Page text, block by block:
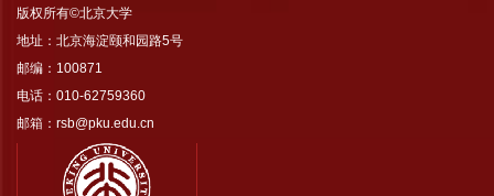
版权所有©北京大学
地址：北京海淀颐和园路5号
邮编：100871
电话：010-62759360
邮箱：rsb@pku.edu.cn